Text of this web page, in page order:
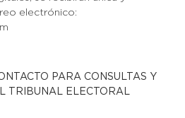
electrónico:
PARA CONSULTAS Y
TRIBUNAL ELECTORAL